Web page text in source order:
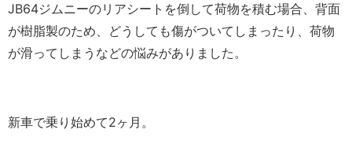
JB64ジムニーのリアシートを倒して荷物を積む場合、背面
が樹脂製のため、どうしても傷がついてしまったり、荷物
が滑ってしまうなどの悩みがありました。
新車で乗り始めて2ヶ月。